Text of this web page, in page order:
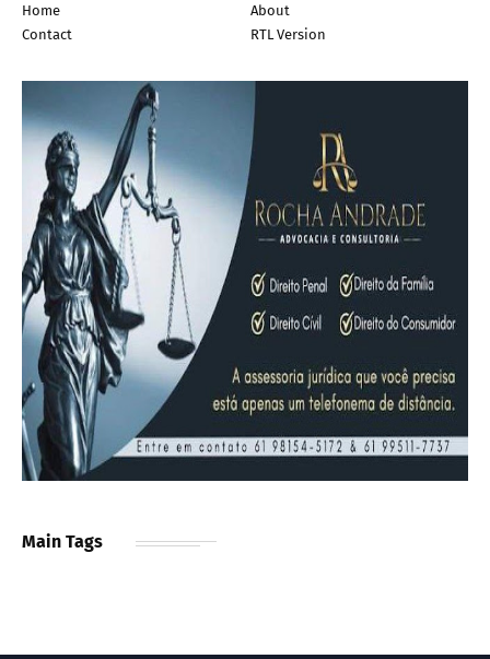
Home
About
Contact
RTL Version
Main Tags